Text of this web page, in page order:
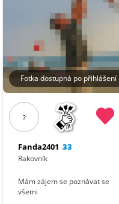
Fotka dostupná po přihlášení
?
Fanda2401 33
Rakovník
Mám zájem se poznávat se
všemi